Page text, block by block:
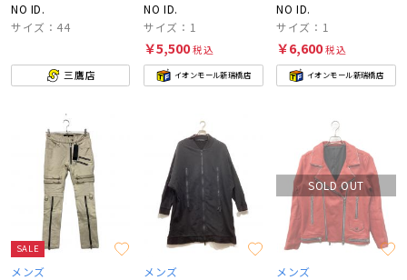
NO ID.
サイズ：44
三鷹店
NO ID.
サイズ：1
￥5,500税込
イオンモール新瑞橋店
NO ID.
サイズ：1
￥6,600税込
イオンモール新瑞橋店
SALE
メンズ
メンズ
SOLD OUT
メンズ